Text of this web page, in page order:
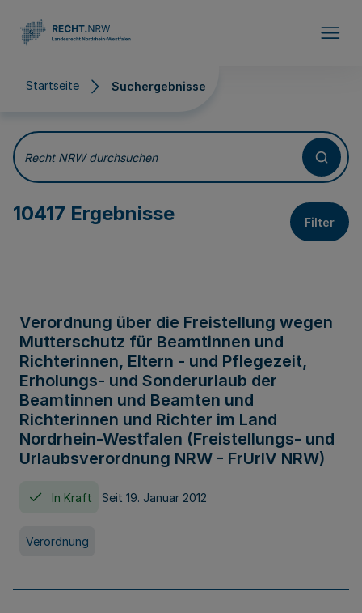
Startseite Suchergebnisse
Suchergebnisse
Recht NRW durchsuchen
10417 Ergebnisse Filter
Verordnung über die Freistellung wegen
Mutterschutz für Beamtinnen und
Richterinnen, Eltern - und Pflegezeit,
Erholungs- und Sonderurlaub der
Beamtinnen und Beamten und
Richterinnen und Richter im Land
Nordrhein-Westfalen (Freistellungs- und
Urlaubsverordnung NRW - FrUrlV NRW)
In Kraft Seit 19. Januar 2012
Verordnung